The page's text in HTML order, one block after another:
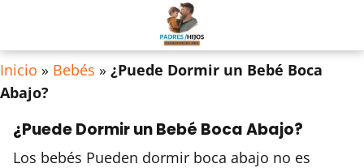
Inicio » Bebés » ¿Puede Dormir un Bebé Boca
Abajo?
¿Puede Dormir un Bebé Boca Abajo?
Los bebés Pueden dormir boca abajo no es